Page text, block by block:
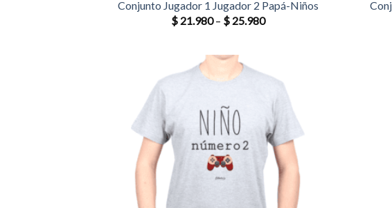
Conjunto Jugador 1 Jugador 2 Papá-Niños
$21.980– $25.980